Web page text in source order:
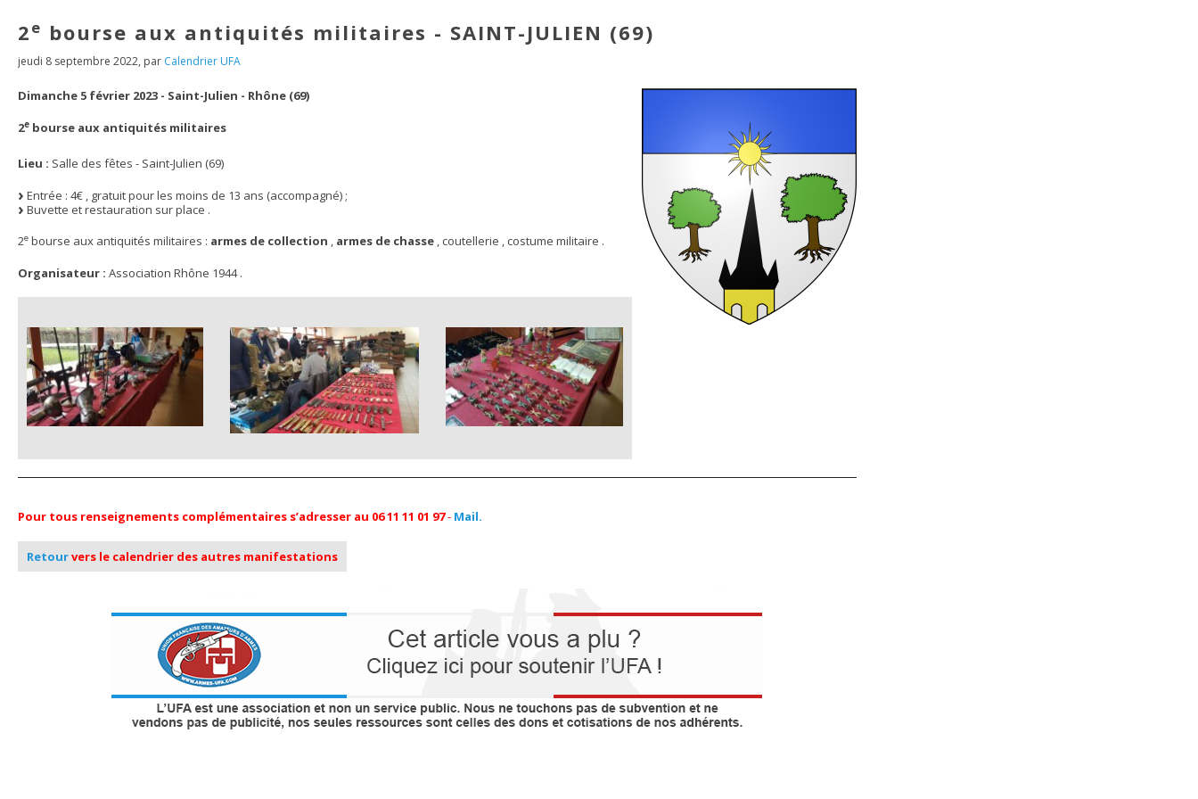
2e bourse aux antiquités militaires - SAINT-JULIEN (69)
jeudi 8 septembre 2022, par Calendrier UFA
Dimanche 5 février 2023 - Saint-Julien - Rhône (69)
2e bourse aux antiquités militaires
Lieu : Salle des fêtes - Saint-Julien (69)
Entrée : 4€ , gratuit pour les moins de 13 ans (accompagné) ;
Buvette et restauration sur place .
2e bourse aux antiquités militaires : armes de collection , armes de chasse , coutellerie , costume militaire .
Organisateur : Association Rhône 1944 .
Pour tous renseignements complémentaires s’adresser au 06 11 11 01 97- Mail.
Retourvers le calendrier des autres manifestations